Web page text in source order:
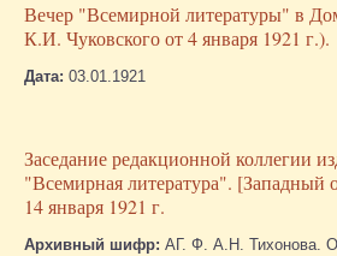
Вечер "Всемирной литературы" в
К.И. Чуковского от 4 января 1921 г.).
Дата: 03.01.1921
Заседание редакционной коллегии
"Всемирная литература". [Западный
14 января 1921 г.
Архивный шифр: АГ. Ф. А.Н. Тихонова.